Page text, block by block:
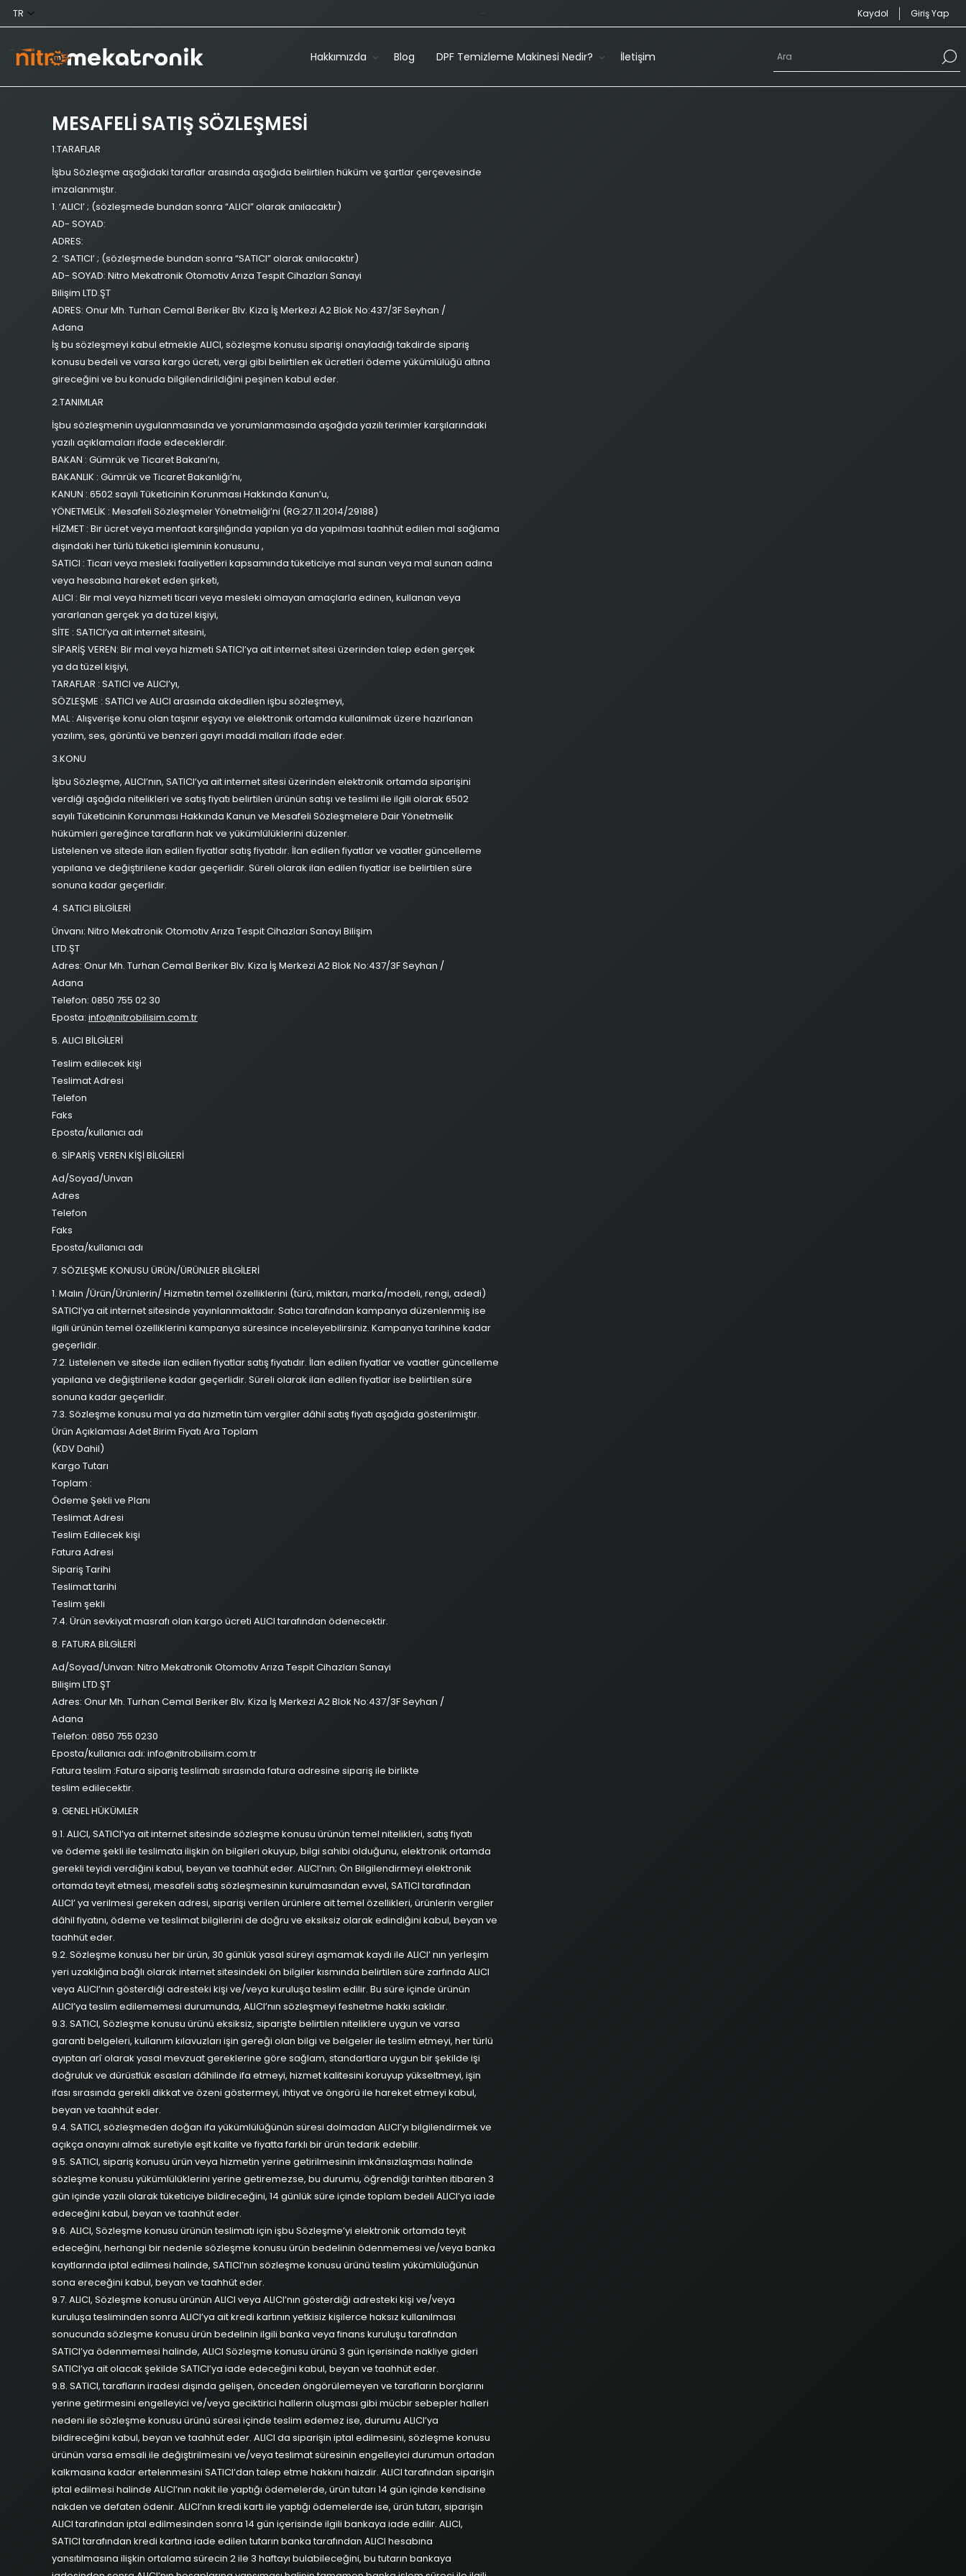
- Kaydol Giriş Yap
Hakkımızda Blog DPF Temizleme Makinesi Nedir? İletişim
MESAFELİ SATIŞ SÖZLEŞMESİ
1.TARAFLAR
İşbu Sözleşme aşağıdaki taraflar arasında aşağıda belirtilen hüküm ve şartlar çerçevesinde
imzalanmıştır.
1. ‘ALICI’ ; (sözleşmede bundan sonra “ALICI” olarak anılacaktır)
AD- SOYAD:
ADRES:
2. ‘SATICI’ ; (sözleşmede bundan sonra “SATICI” olarak anılacaktır)
AD- SOYAD: Nitro Mekatronik Otomotiv Arıza Tespit Cihazları Sanayi
Bilişim LTD.ŞT
ADRES: Onur Mh. Turhan Cemal Beriker Blv. Kiza İş Merkezi A2 Blok No:437/3F Seyhan /
Adana
İş bu sözleşmeyi kabul etmekle ALICI, sözleşme konusu siparişi onayladığı takdirde sipariş
konusu bedeli ve varsa kargo ücreti, vergi gibi belirtilen ek ücretleri ödeme yükümlülüğü altına
gireceğini ve bu konuda bilgilendirildiğini peşinen kabul eder.
2.TANIMLAR
İşbu sözleşmenin uygulanmasında ve yorumlanmasında aşağıda yazılı terimler karşılarındaki
yazılı açıklamaları ifade edeceklerdir.
BAKAN : Gümrük ve Ticaret Bakanı’nı,
BAKANLIK : Gümrük ve Ticaret Bakanlığı’nı,
KANUN : 6502 sayılı Tüketicinin Korunması Hakkında Kanun’u,
YÖNETMELİK : Mesafeli Sözleşmeler Yönetmeliği’ni (RG:27.11.2014/29188)
HİZMET : Bir ücret veya menfaat karşılığında yapılan ya da yapılması taahhüt edilen mal sağlama
dışındaki her türlü tüketici işleminin konusunu ,
SATICI : Ticari veya mesleki faaliyetleri kapsamında tüketiciye mal sunan veya mal sunan adına
veya hesabına hareket eden şirketi,
ALICI : Bir mal veya hizmeti ticari veya mesleki olmayan amaçlarla edinen, kullanan veya
yararlanan gerçek ya da tüzel kişiyi,
SİTE : SATICI’ya ait internet sitesini,
SİPARİŞ VEREN: Bir mal veya hizmeti SATICI’ya ait internet sitesi üzerinden talep eden gerçek
ya da tüzel kişiyi,
TARAFLAR : SATICI ve ALICI’yı,
SÖZLEŞME : SATICI ve ALICI arasında akdedilen işbu sözleşmeyi,
MAL : Alışverişe konu olan taşınır eşyayı ve elektronik ortamda kullanılmak üzere hazırlanan
yazılım, ses, görüntü ve benzeri gayri maddi malları ifade eder.
3.KONU
İşbu Sözleşme, ALICI’nın, SATICI’ya ait internet sitesi üzerinden elektronik ortamda siparişini
verdiği aşağıda nitelikleri ve satış fiyatı belirtilen ürünün satışı ve teslimi ile ilgili olarak 6502
sayılı Tüketicinin Korunması Hakkında Kanun ve Mesafeli Sözleşmelere Dair Yönetmelik
hükümleri gereğince tarafların hak ve yükümlülüklerini düzenler.
Listelenen ve sitede ilan edilen fiyatlar satış fiyatıdır. İlan edilen fiyatlar ve vaatler güncelleme
yapılana ve değiştirilene kadar geçerlidir. Süreli olarak ilan edilen fiyatlar ise belirtilen süre
sonuna kadar geçerlidir.
4. SATICI BİLGİLERİ
Ünvanı: Nitro Mekatronik Otomotiv Arıza Tespit Cihazları Sanayi Bilişim
LTD.ŞT
Adres: Onur Mh. Turhan Cemal Beriker Blv. Kiza İş Merkezi A2 Blok No:437/3F Seyhan /
Adana
Telefon: 0850 755 02 30
Eposta: info@nitrobilisim.com.tr
5. ALICI BİLGİLERİ
Teslim edilecek kişi
Teslimat Adresi
Telefon
Faks
Eposta/kullanıcı adı
6. SİPARİŞ VEREN KİŞİ BİLGİLERİ
Ad/Soyad/Unvan
Adres
Telefon
Faks
Eposta/kullanıcı adı
7. SÖZLEŞME KONUSU ÜRÜN/ÜRÜNLER BİLGİLERİ
1. Malın /Ürün/Ürünlerin/ Hizmetin temel özelliklerini (türü, miktarı, marka/modeli, rengi, adedi)
SATICI’ya ait internet sitesinde yayınlanmaktadır. Satıcı tarafından kampanya düzenlenmiş ise
ilgili ürünün temel özelliklerini kampanya süresince inceleyebilirsiniz. Kampanya tarihine kadar
geçerlidir.
7.2. Listelenen ve sitede ilan edilen fiyatlar satış fiyatıdır. İlan edilen fiyatlar ve vaatler güncelleme
yapılana ve değiştirilene kadar geçerlidir. Süreli olarak ilan edilen fiyatlar ise belirtilen süre
sonuna kadar geçerlidir.
7.3. Sözleşme konusu mal ya da hizmetin tüm vergiler dâhil satış fiyatı aşağıda gösterilmiştir.
Ürün Açıklaması Adet Birim Fiyatı Ara Toplam
(KDV Dahil)
Kargo Tutarı
Toplam :
Ödeme Şekli ve Planı
Teslimat Adresi
Teslim Edilecek kişi
Fatura Adresi
Sipariş Tarihi
Teslimat tarihi
Teslim şekli
7.4. Ürün sevkiyat masrafı olan kargo ücreti ALICI tarafından ödenecektir.
8. FATURA BİLGİLERİ
Ad/Soyad/Unvan: Nitro Mekatronik Otomotiv Arıza Tespit Cihazları Sanayi
Bilişim LTD.ŞT
Adres: Onur Mh. Turhan Cemal Beriker Blv. Kiza İş Merkezi A2 Blok No:437/3F Seyhan /
Adana
Telefon: 0850 755 0230
Eposta/kullanıcı adı: info@nitrobilisim.com.tr
Fatura teslim :Fatura sipariş teslimatı sırasında fatura adresine sipariş ile birlikte
teslim edilecektir.
9. GENEL HÜKÜMLER
9.1. ALICI, SATICI’ya ait internet sitesinde sözleşme konusu ürünün temel nitelikleri, satış fiyatı
ve ödeme şekli ile teslimata ilişkin ön bilgileri okuyup, bilgi sahibi olduğunu, elektronik ortamda
gerekli teyidi verdiğini kabul, beyan ve taahhüt eder. ALICI’nın; Ön Bilgilendirmeyi elektronik
ortamda teyit etmesi, mesafeli satış sözleşmesinin kurulmasından evvel, SATICI tarafından
ALICI’ ya verilmesi gereken adresi, siparişi verilen ürünlere ait temel özellikleri, ürünlerin vergiler
dâhil fiyatını, ödeme ve teslimat bilgilerini de doğru ve eksiksiz olarak edindiğini kabul, beyan ve
taahhüt eder.
9.2. Sözleşme konusu her bir ürün, 30 günlük yasal süreyi aşmamak kaydı ile ALICI’ nın yerleşim
yeri uzaklığına bağlı olarak internet sitesindeki ön bilgiler kısmında belirtilen süre zarfında ALICI
veya ALICI’nın gösterdiği adresteki kişi ve/veya kuruluşa teslim edilir. Bu süre içinde ürünün
ALICI’ya teslim edilememesi durumunda, ALICI’nın sözleşmeyi feshetme hakkı saklıdır.
9.3. SATICI, Sözleşme konusu ürünü eksiksiz, siparişte belirtilen niteliklere uygun ve varsa
garanti belgeleri, kullanım kılavuzları işin gereği olan bilgi ve belgeler ile teslim etmeyi, her türlü
ayıptan arî olarak yasal mevzuat gereklerine göre sağlam, standartlara uygun bir şekilde işi
doğruluk ve dürüstlük esasları dâhilinde ifa etmeyi, hizmet kalitesini koruyup yükseltmeyi, işin
ifası sırasında gerekli dikkat ve özeni göstermeyi, ihtiyat ve öngörü ile hareket etmeyi kabul,
beyan ve taahhüt eder.
9.4. SATICI, sözleşmeden doğan ifa yükümlülüğünün süresi dolmadan ALICI’yı bilgilendirmek ve
açıkça onayını almak suretiyle eşit kalite ve fiyatta farklı bir ürün tedarik edebilir.
9.5. SATICI, sipariş konusu ürün veya hizmetin yerine getirilmesinin imkânsızlaşması halinde
sözleşme konusu yükümlülüklerini yerine getiremezse, bu durumu, öğrendiği tarihten itibaren 3
gün içinde yazılı olarak tüketiciye bildireceğini, 14 günlük süre içinde toplam bedeli ALICI’ya iade
edeceğini kabul, beyan ve taahhüt eder.
9.6. ALICI, Sözleşme konusu ürünün teslimatı için işbu Sözleşme’yi elektronik ortamda teyit
edeceğini, herhangi bir nedenle sözleşme konusu ürün bedelinin ödenmemesi ve/veya banka
kayıtlarında iptal edilmesi halinde, SATICI’nın sözleşme konusu ürünü teslim yükümlülüğünün
sona ereceğini kabul, beyan ve taahhüt eder.
9.7. ALICI, Sözleşme konusu ürünün ALICI veya ALICI’nın gösterdiği adresteki kişi ve/veya
kuruluşa tesliminden sonra ALICI’ya ait kredi kartının yetkisiz kişilerce haksız kullanılması
sonucunda sözleşme konusu ürün bedelinin ilgili banka veya finans kuruluşu tarafından
SATICI’ya ödenmemesi halinde, ALICI Sözleşme konusu ürünü 3 gün içerisinde nakliye gideri
SATICI’ya ait olacak şekilde SATICI’ya iade edeceğini kabul, beyan ve taahhüt eder.
9.8. SATICI, tarafların iradesi dışında gelişen, önceden öngörülemeyen ve tarafların borçlarını
yerine getirmesini engelleyici ve/veya geciktirici hallerin oluşması gibi mücbir sebepler halleri
nedeni ile sözleşme konusu ürünü süresi içinde teslim edemez ise, durumu ALICI’ya
bildireceğini kabul, beyan ve taahhüt eder. ALICI da siparişin iptal edilmesini, sözleşme konusu
ürünün varsa emsali ile değiştirilmesini ve/veya teslimat süresinin engelleyici durumun ortadan
kalkmasına kadar ertelenmesini SATICI’dan talep etme hakkını haizdir. ALICI tarafından siparişin
iptal edilmesi halinde ALICI’nın nakit ile yaptığı ödemelerde, ürün tutarı 14 gün içinde kendisine
nakden ve defaten ödenir. ALICI’nın kredi kartı ile yaptığı ödemelerde ise, ürün tutarı, siparişin
ALICI tarafından iptal edilmesinden sonra 14 gün içerisinde ilgili bankaya iade edilir. ALICI,
SATICI tarafından kredi kartına iade edilen tutarın banka tarafından ALICI hesabına
yansıtılmasına ilişkin ortalama sürecin 2 ile 3 haftayı bulabileceğini, bu tutarın bankaya